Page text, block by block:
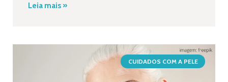
Leia mais »
CUIDADOS COM A PELE